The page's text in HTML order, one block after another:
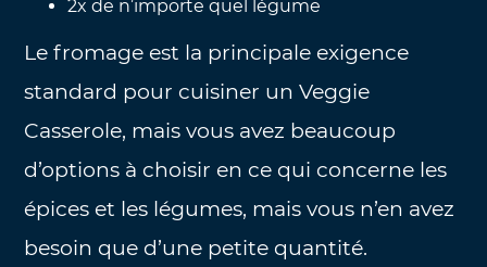
2x de n’importe quel légume
Le fromage est la principale exigence
standard pour cuisiner un Veggie
Casserole, mais vous avez beaucoup
d’options à choisir en ce qui concerne les
épices et les légumes, mais vous n’en avez
besoin que d’une petite quantité.